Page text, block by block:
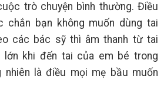
trò chuyện bình thường. Điều
chắn bạn không muốn dùng tai
các bác sỹ thì âm thanh từ tai
lớn khi đến tai của em bé trong
nhiên là điều mọi mẹ bầu muốn